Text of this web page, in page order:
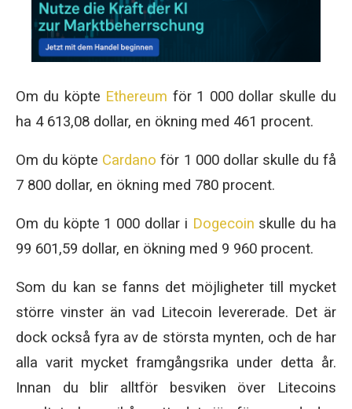
Om du köpte Ethereum för 1 000 dollar skulle du
ha 4 613,08 dollar, en ökning med 461 procent.
Om du köpte Cardano för 1 000 dollar skulle du få
7 800 dollar, en ökning med 780 procent.
Om du köpte 1 000 dollar i Dogecoin skulle du ha
99 601,59 dollar, en ökning med 9 960 procent.
Som du kan se fanns det möjligheter till mycket
större vinster än vad Litecoin levererade. Det är
dock också fyra av de största mynten, och de har
alla varit mycket framgångsrika under detta år.
Innan du blir alltför besviken över Litecoins